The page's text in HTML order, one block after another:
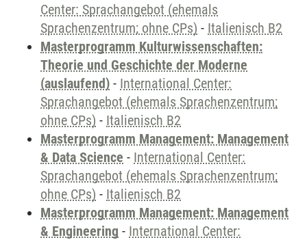
Center: Sprachangebot (ehemals
Sprachenzentrum; ohne CPs) - Italienisch B2
Masterprogramm Kulturwissenschaften:
Theorie und Geschichte der Moderne
(auslaufend) - International Center:
Sprachangebot (ehemals Sprachenzentrum;
ohne CPs) - Italienisch B2
Masterprogramm Management: Management
& Data Science - International Center:
Sprachangebot (ehemals Sprachenzentrum;
ohne CPs) - Italienisch B2
Masterprogramm Management: Management
& Engineering - International Center: